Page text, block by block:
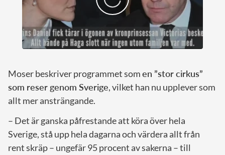
Moser beskriver programmet somen ”stor cirkus”
som reser genom Sverige, vilket han nu upplever som
allt mer ansträngande.
– Det är ganska påfrestande att köra över hela
Sverige, stå upp hela dagarna och värdera allt från
rent skräp – ungefär 95 procent av sakerna – till